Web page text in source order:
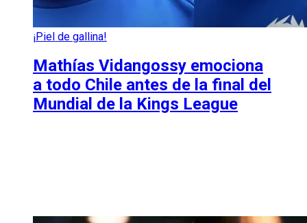
¡Piel de gallina!
Mathías Vidangossy emociona
a todo Chile antes de la final del
Mundial de la Kings League